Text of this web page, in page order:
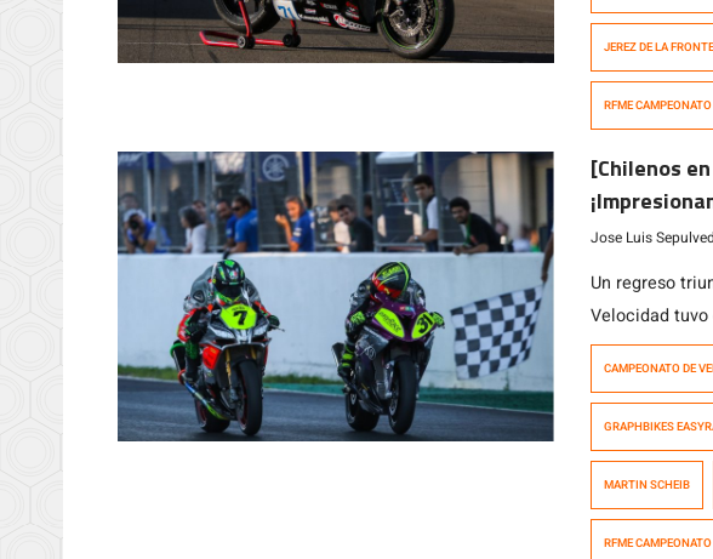
domingo en la
“Hemos
JEREZ DE LA
RFME
[Chilenos
España!
Jose Luis
Un regreso
Velocidad
Supercharger)
pole position,
A cinco
CAMPEONATO DE
GRAPHBIKES
MARTIN SCHEIB
RFME